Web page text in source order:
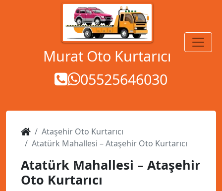
Murat Oto Kurtarıcı
05525646030
MENÜ
Ataşehir Oto Kurtarıcı
Atatürk Mahallesi – Ataşehir Oto Kurtarıcı
Atatürk Mahallesi – Ataşehir
Oto Kurtarıcı